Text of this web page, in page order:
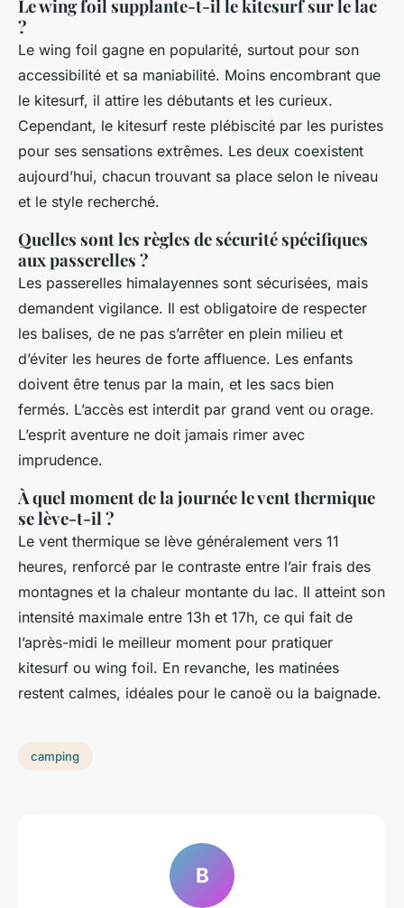
Le wing foil supplante-t-il le kitesurf sur le lac
?
Le wing foil gagne en popularité, surtout pour son
accessibilité et sa maniabilité. Moins encombrant que
le kitesurf, il attire les débutants et les curieux.
Cependant, le kitesurf reste plébiscité par les puristes
pour ses sensations extrêmes. Les deux coexistent
aujourd’hui, chacun trouvant sa place selon le niveau
et le style recherché.
Quelles sont les règles de sécurité spécifiques
aux passerelles ?
Les passerelles himalayennes sont sécurisées, mais
demandent vigilance. Il est obligatoire de respecter
les balises, de ne pas s’arrêter en plein milieu et
d’éviter les heures de forte affluence. Les enfants
doivent être tenus par la main, et les sacs bien
fermés. L’accès est interdit par grand vent ou orage.
L’esprit aventure ne doit jamais rimer avec
imprudence.
À quel moment de la journée le vent thermique
se lève-t-il ?
Le vent thermique se lève généralement vers 11
heures, renforcé par le contraste entre l’air frais des
montagnes et la chaleur montante du lac. Il atteint son
intensité maximale entre 13h et 17h, ce qui fait de
l’après-midi le meilleur moment pour pratiquer
kitesurf ou wing foil. En revanche, les matinées
restent calmes, idéales pour le canoë ou la baignade.
camping
B